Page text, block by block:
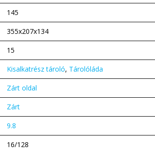
145
355x207x134
15
Kisalkatrész tároló, Tárolóláda
Zárt oldal
Zárt
9.8
16/128